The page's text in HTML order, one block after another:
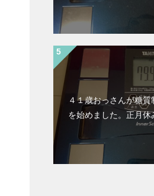
４１歳おっさんが糖
を始めました。正月